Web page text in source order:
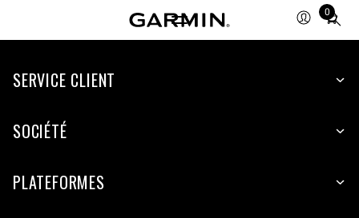
0
Total
items
cart:
SERVICE CLIENT
SOCIÉTÉ
PLATEFORMES